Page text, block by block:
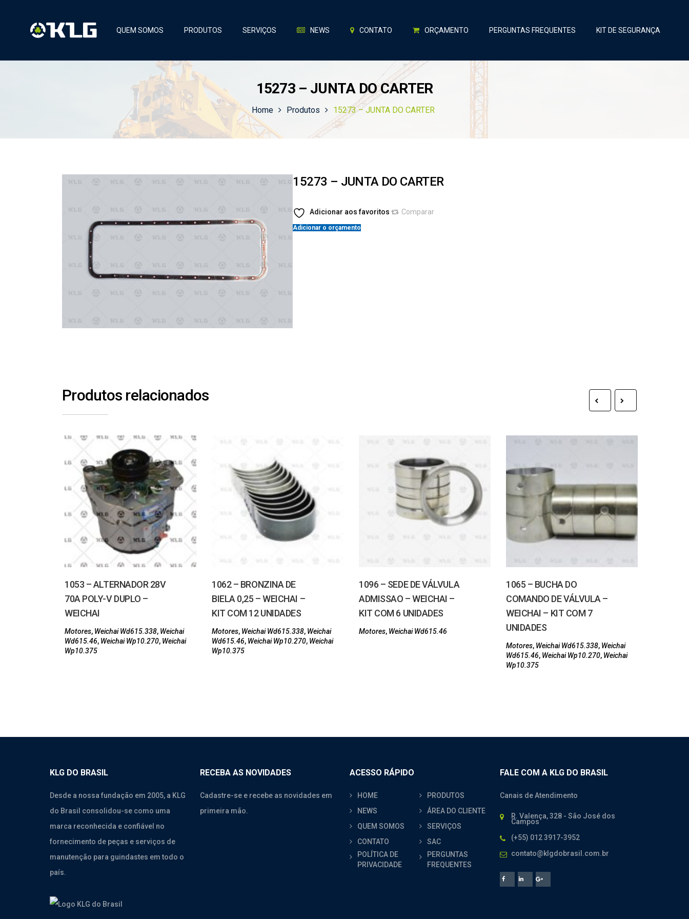
QUEM SOMOS PRODUTOS SERVIÇOS NEWS CONTATO ORÇAMENTO PERGUNTAS FREQUENTES KIT DE SEGURANÇA
15273 – JUNTA DO CARTER
Home Produtos 15273 – JUNTA DO CARTER
15273 – JUNTA DO CARTER
Adicionar aos favoritos Comparar
Adicionar o orçamento
Produtos relacionados
1053 – ALTERNADOR 28V
70A POLY-V DUPLO –
WEICHAI
Motores, Weichai Wd615.338, Weichai
Wd615.46, Weichai Wp10.270, Weichai
Wp10.375
1062 – BRONZINA DE
BIELA 0,25 – WEICHAI –
KIT COM 12 UNIDADES
Motores, Weichai Wd615.338, Weichai
Wd615.46, Weichai Wp10.270, Weichai
Wp10.375
1096 – SEDE DE VÁLVULA
ADMISSAO – WEICHAI –
KIT COM 6 UNIDADES
Motores, Weichai Wd615.46
1065 – BUCHA DO
COMANDO DE VÁLVULA –
WEICHAI – KIT COM 7
UNIDADES
Motores, Weichai Wd615.338, Weichai
Wd615.46, Weichai Wp10.270, Weichai
Wp10.375
KLG DO BRASIL
Desde a nossa fundação em 2005, a KLG
do Brasil consolidou-se como uma
marca reconhecida e confiável no
fornecimento de peças e serviços de
manutenção para guindastes em todo o
país.
RECEBA AS NOVIDADES
Cadastre-se e recebe as novidades em
primeira mão.
ACESSO RÁPIDO
HOME
PRODUTOS
NEWS
ÁREA DO CLIENTE
QUEM SOMOS
SERVIÇOS
CONTATO
SAC
POLÍTICA DE
PRIVACIDADE
PERGUNTAS
FREQUENTES
FALE COM A KLG DO BRASIL
Canais de Atendimento
R. Valença, 328 - São José dos
Campos
(+55) 012 3917-3952
contato@klgdobrasil.com.br